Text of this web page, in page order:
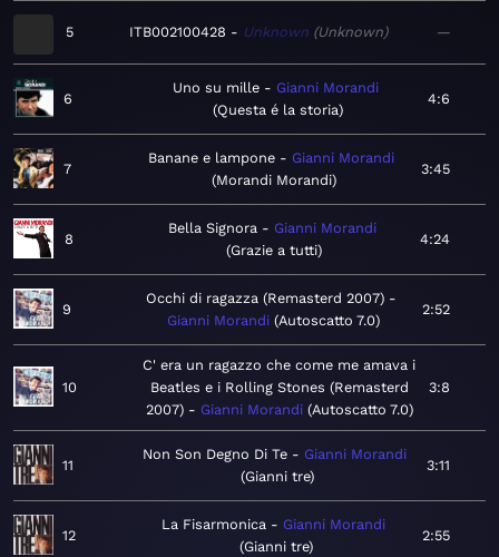
5 ITB002100428 Unknown Unknown —
6
Uno su mille
Gianni Morandi
Questa é la storia
4:6
7
Banane e lampone
Gianni Morandi
Morandi Morandi
3:45
8
Bella Signora
Gianni Morandi
Grazie a tutti
4:24
9
Occhi di ragazza (Remasterd 2007)
Gianni Morandi Autoscatto 7.0
2:52
10
C' era un ragazzo che come me amava i
Beatles e i Rolling Stones (Remasterd
2007)
Gianni Morandi Autoscatto 7.0
3:8
11
Non Son Degno Di Te
Gianni Morandi
Gianni tre
3:11
12
La Fisarmonica
Gianni Morandi
Gianni tre
2:55